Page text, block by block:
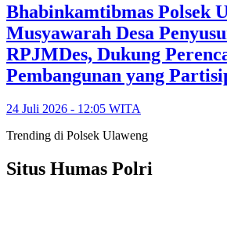
Bhabinkamtibmas Polsek
Musyawarah Desa
RPJMDes, Dukung
Pembangunan yang
24 Juli 2026 - 12:05 WITA
Trending di Polsek Ulaweng
Situs Humas Polri